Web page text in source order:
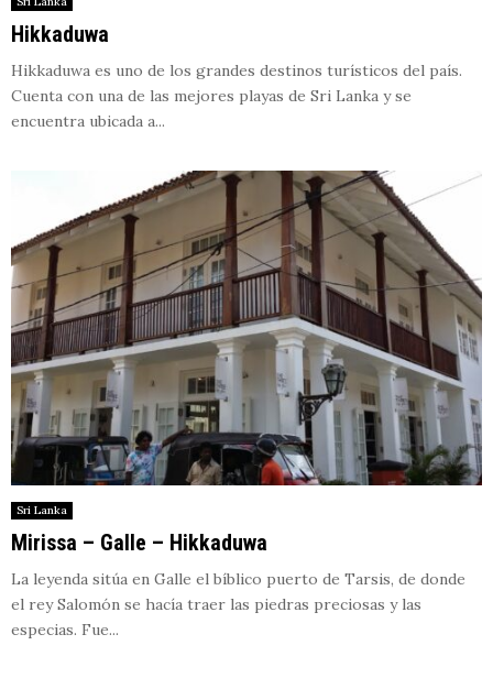
Hikkaduwa
Hikkaduwa es uno de los grandes destinos turísticos del país.
Cuenta con una de las mejores playas de Sri Lanka y se
encuentra ubicada a...
Sri Lanka
Mirissa – Galle – Hikkaduwa
La leyenda sitúa en Galle el bíblico puerto de Tarsis, de donde
el rey Salomón se hacía traer las piedras preciosas y las
especias. Fue...